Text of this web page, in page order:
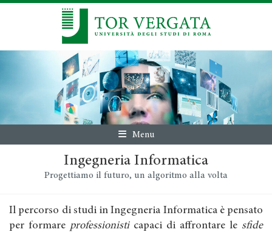
Menu
Ingegneria Informatica
Progettiamo il futuro, un algoritmo alla volta
Il percorso di studi in Ingegneria Informatica è pensato
per formare professionisticapaci di affrontare le sfide